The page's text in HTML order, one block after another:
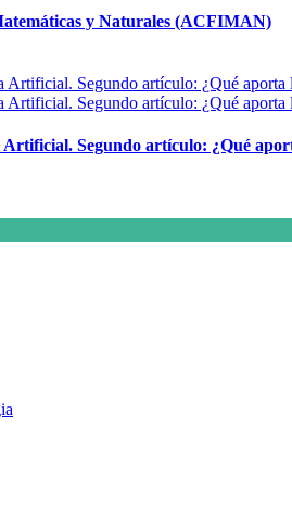
y Naturales (ACFIMAN)
Segundo artículo: ¿Qué